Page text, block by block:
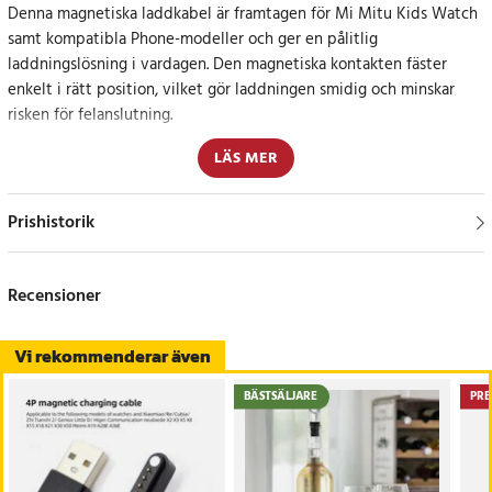
Denna magnetiska laddkabel är framtagen för Mi Mitu Kids Watch
samt kompatibla Phone-modeller och ger en pålitlig
laddningslösning i vardagen. Den magnetiska kontakten fäster
enkelt i rätt position, vilket gör laddningen smidig och minskar
risken för felanslutning.
Kabeln har en ledare av ren koppar som bidrar till stabil
strömöverföring och jämn laddningsprestanda. Materialvalet i PC
och ABS ger en tålig konstruktion som klarar daglig användning,
Trygg konstruktion anpassad för daglig användning
Denna laddkabel är utrustad med skydd mot kortslutning,
överspänning och överbelastning. Den goda motståndskraften mot
störningar bidrar till tillförlitlig funktion även när flera elektroniska
enheter används samtidigt.
Specifikation
LÄS MER
Prishistorik
Vi rekommenderar även
BÄSTSÄLJARE
Recensioner